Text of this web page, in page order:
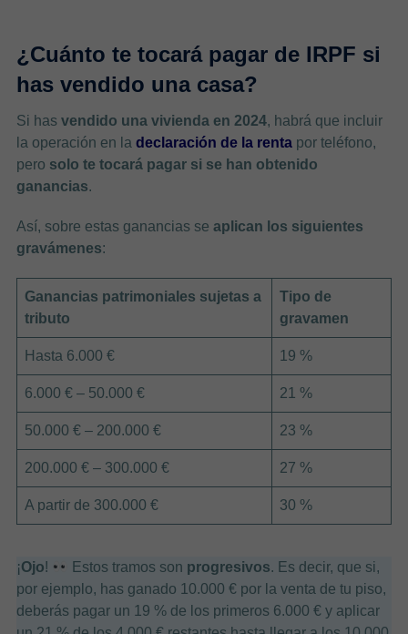
¿Cuánto te tocará pagar de IRPF si
has vendido una casa?
Si hasvendido una vivienda en 2024, habrá que incluir
la operación en la declaración de la rentapor teléfono,
pero solo te tocará pagar si se han obtenido
ganancias.
Así, sobre estas ganancias se aplican los siguientes
gravámenes:
Ganancias patrimoniales sujetas a
tributo
Tipo de
gravamen
Hasta 6.000 € 19 %
6.000 € – 50.000 € 21 %
50.000 € – 200.000 € 23 %
200.000 € – 300.000 € 27 %
A partir de 300.000 € 30 %
¡Ojo! Estos tramos son progresivos. Es decir, que si,
por ejemplo, has ganado 10.000 € por la venta de tu piso,
deberás pagar un 19 % de los primeros 6.000 € y aplicar